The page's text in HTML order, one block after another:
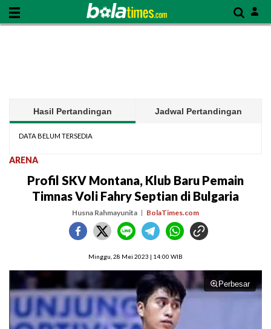
Hasil Pertandingan Jadwal Pertandingan
DATA BELUM TERSEDIA
ARENA
Profil SKV Montana, Klub Baru Pemain
Timnas Voli Fahry Septian di Bulgaria
Husna Rahmayunita BolaTimes.com
Minggu, 28 Mei 2023 | 14:00 WIB
Perbesar